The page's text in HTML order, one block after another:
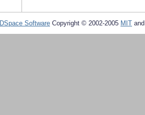
DSpace Software Copyright © 2002-2005 MIT